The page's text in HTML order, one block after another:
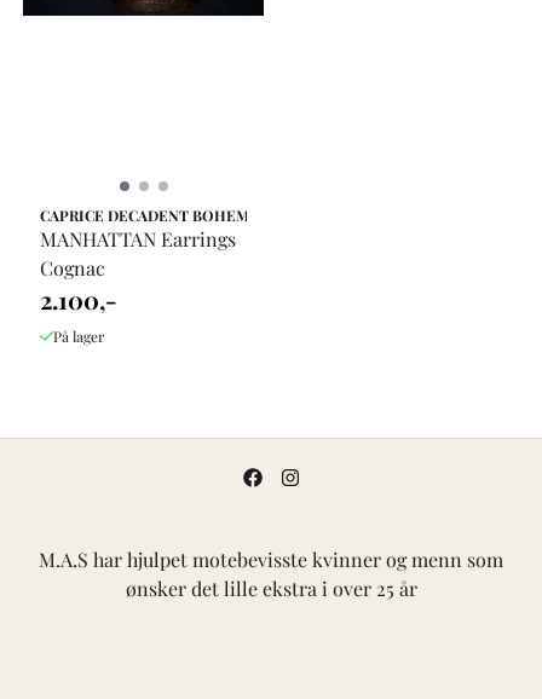
CAPRICE DECADENT BOHEMIAN
MANHATTAN Earrings
Cognac
2.100,-
På lager
M.A.S har hjulpet motebevisste kvinner og menn som
ønsker det lille ekstra i over 25 år